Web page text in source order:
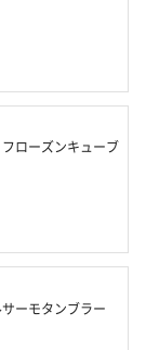
フローズンキューブ
ーモタンブラー